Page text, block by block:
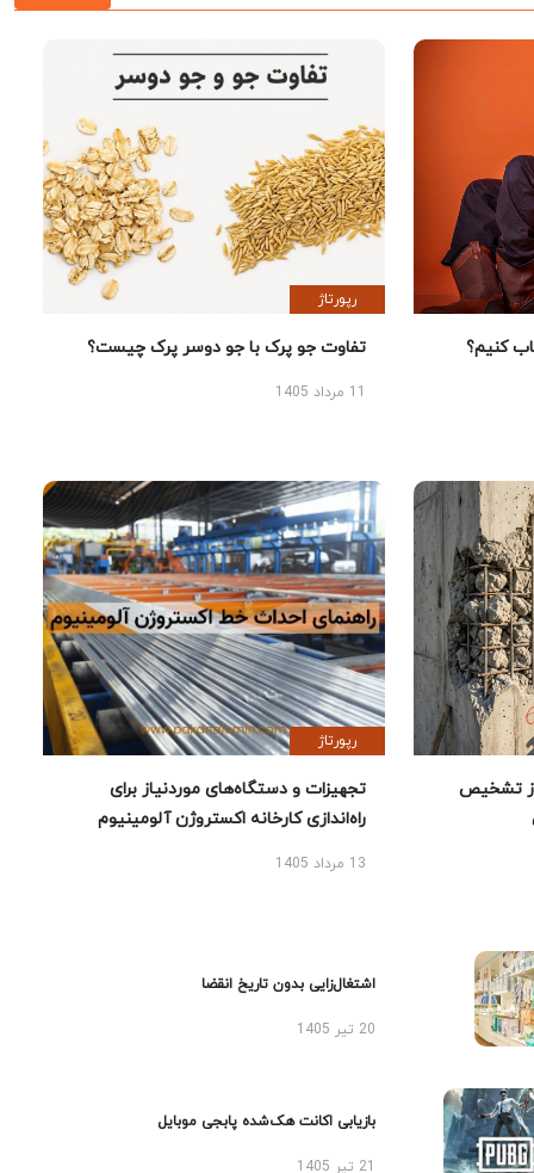
کنیم؟
رپورتاژ
تفاوت جو پرک با جو دوسر پرک چیست؟
تشخیص
رپورتاژ
تجهیزات و دستگاه‌های موردنیاز برای
راه‌اندازی کارخانه اکستروژن آلومینیوم
13 مرداد 1405
اشتغال‌زایی بدون تاریخ انقضا
20 تیر 1405
بازیابی اکانت هک‌شده پابجی موبایل